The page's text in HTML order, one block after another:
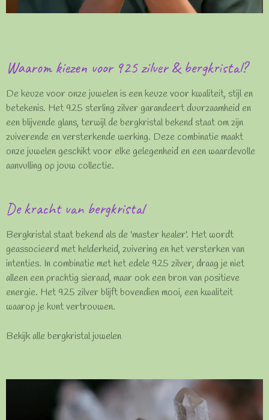
Waarom kiezen voor 925 zilver & bergkristal?
De keuze voor onze juwelen is een keuze voor kwaliteit, stijl en
betekenis. Het 925 sterling zilver garandeert duurzaamheid en
een blijvende glans, terwijl de bergkristal bekend staat om zijn
zuiverende en versterkende werking. Deze combinatie maakt
onze juwelen geschikt voor elke gelegenheid en een waardevolle
aanvulling op jouw collectie.
De kracht van bergkristal
Bergkristal staat bekend als de 'master healer'. Het wordt
geassocieerd met helderheid, zuivering en het versterken van
intenties. In combinatie met het edele 925 zilver, draag je niet
alleen een prachtig sieraad, maar ook een bron van positieve
energie. Het 925 zilver blijft bovendien mooi, een kwaliteit
waarop je kunt vertrouwen.
Bekijk alle bergkristal juwelen